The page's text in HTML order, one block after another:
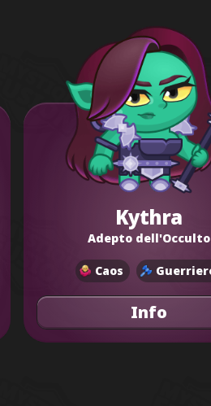
Kythra
Adepto dell'Occulto
Caos
Info